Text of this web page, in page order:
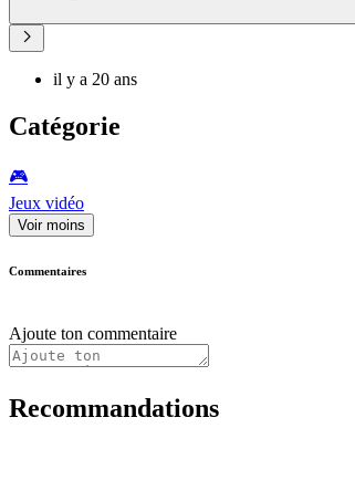
il y a 20 ans
Catégorie
🎮️
Jeux vidéo
Voir moins
Commentaires
Ajoute ton commentaire
Recommandations